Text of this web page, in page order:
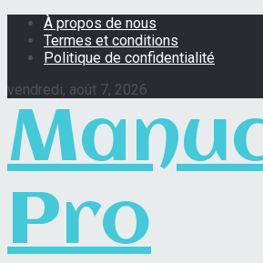
À propos de nous
Termes et conditions
Politique de confidentialité
vendredi, août 7, 2026
Pro